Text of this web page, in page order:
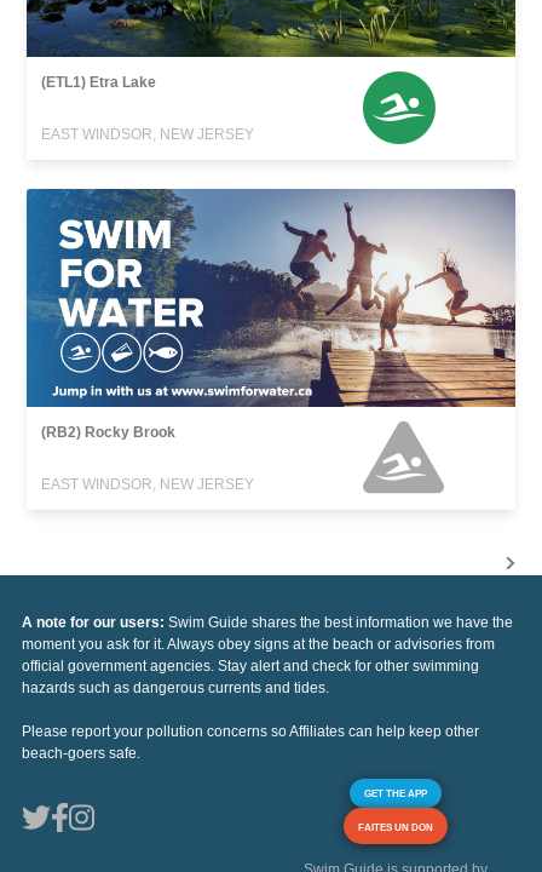
(ETL1) Etra Lake
EAST WINDSOR, NEW JERSEY
(RB2) Rocky Brook
EAST WINDSOR, NEW JERSEY
A note for our users: Swim Guide shares the best information we have the
moment you ask for it. Always obey signs at the beach or advisories from
official government agencies. Stay alert and check for other swimming
hazards such as dangerous currents and tides.
Please report your pollution concerns so Affiliates can help keep other
beach-goers safe.
GET THE APP
FAITES UN DON